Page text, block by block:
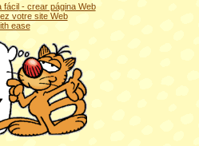
fácil- crear página Web
votre site Web
ease